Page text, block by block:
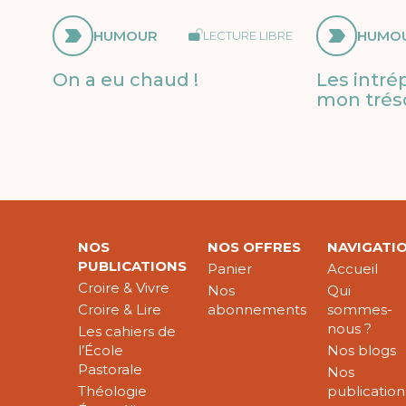
HUMOUR LECTURE LIBRE
On a eu chaud !
Les
mon
NOS
PUBLICATIONS
Croire & Vivre
Croire & Lire
Les cahiers de
l’École
Pastorale
Théologie
NOS OFFRES
Panier
Nos
abonnements
Accueil
Qui
sommes-
nous ?
Nos blogs
Nos